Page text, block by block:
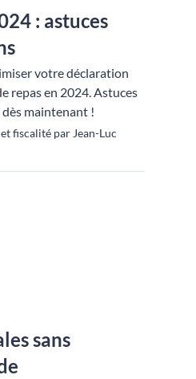
: astuces
votre déclaration
repas en 2024. Astuces
maintenant !
fiscalité par Jean-Luc
sans